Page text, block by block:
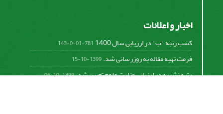
اخبار و اعلانات
کسب رتبه "ب" در ارزیابی سال 1400 781-01-0-143
فرمت تهیه مقاله به روزرسانی شد.1399-10-15
رتبه نشریه در ارزیابی وزارت علوم تعیین شد.1399-10-06